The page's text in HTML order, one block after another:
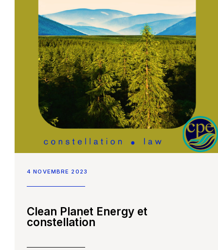
4 NOVEMBRE 2023
Clean Planet Energy et
constellation